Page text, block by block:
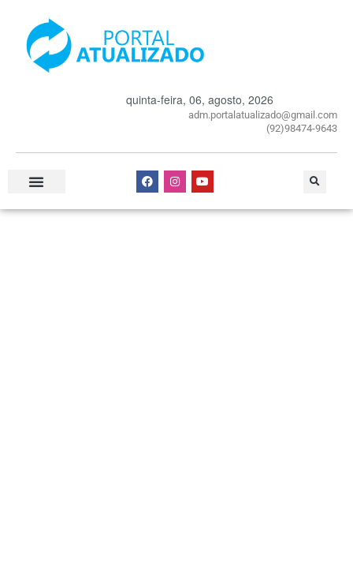
quinta-feira, 06, agosto, 2026
adm.portalatualizado@gmail.com
(92)98474-9643